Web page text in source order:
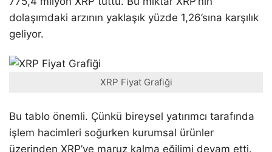
dolaşımdaki arzının yaklaşık yüzde 1,26’sına karşılık
geliyor.
XRP Fiyat Grafiği
Bu tablo önemli. Çünkü bireysel yatırımcı tarafında
işlem hacimleri soğurken kurumsal ürünler
üzerinden XRP’ye maruz kalma eğilimi devam etti.